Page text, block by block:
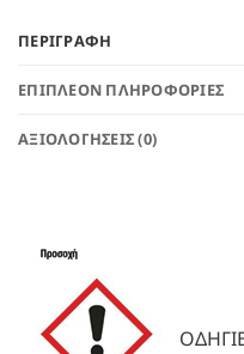
ΠΕΡΙΓΡΑΦΉ
ΕΠΙΠΛΈΟΝ ΠΛΗΡΟΦΟΡΊΕΣ
ΑΞΙΟΛΟΓΉΣΕΙΣ (0)